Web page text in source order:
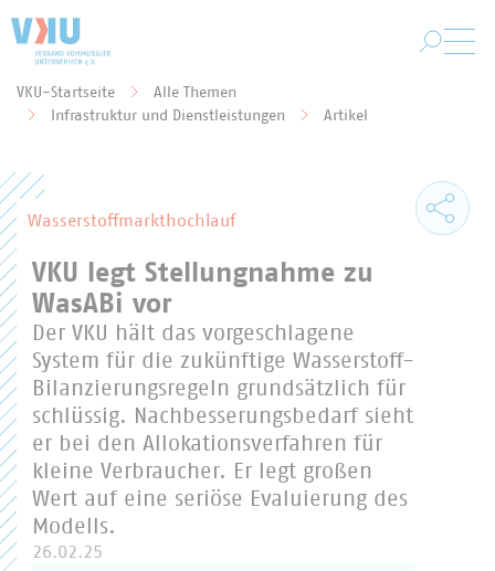
Sie befinden sich hier:
VKU-Startseite
Alle Themen
Infrastruktur und Dienstleistungen
Artikel
Wasserstoffmarkthochlauf
VKU legt Stellungnahme zu
WasABi vor
Der VKU hält das vorgeschlagene
System für die zukünftige Wasserstoff-
Bilanzierungsregeln grundsätzlich für
schlüssig. Nachbesserungsbedarf sieht
er bei den Allokationsverfahren für
kleine Verbraucher. Er legt großen
Wert auf eine seriöse Evaluierung des
Modells.
26.02.25